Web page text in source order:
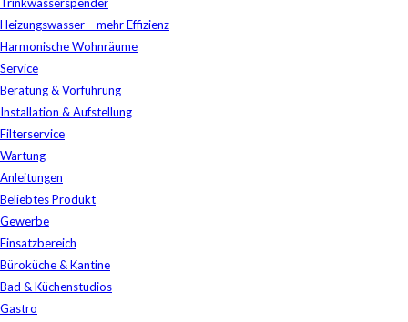
Heizungswasser – mehr Effizienz
Harmonische Wohnräume
Service
Beratung & Vorführung
Installation & Aufstellung
Filterservice
Wartung
Anleitungen
Beliebtes Produkt
Gewerbe
Einsatzbereich
Büroküche & Kantine
Bad & Küchenstudios
Gastro